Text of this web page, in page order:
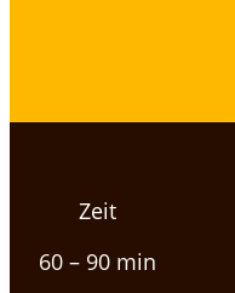
Zeit
60 – 90 min